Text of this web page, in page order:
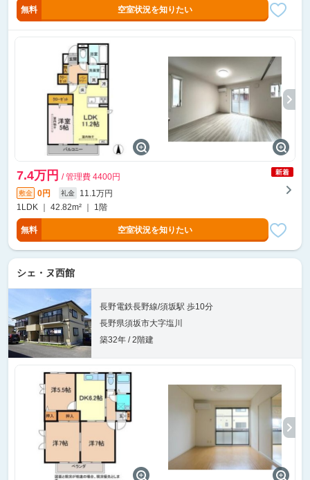
無料 空室状況を知りたい
7.4万円 / 管理費 4400円
敷金 0円 礼金
11.1万円
1LDK ｜ 42.82m² ｜ 1階
無料 空室状況を知りたい
シェ・ヌ西館
長野電鉄長野線/須坂駅 歩10分
長野県須坂市大字塩川
築32年 / 2階建